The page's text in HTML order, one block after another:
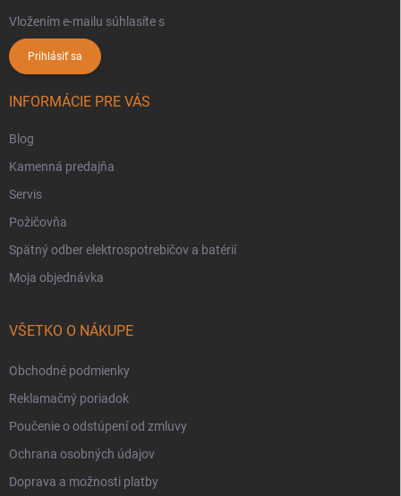
Vložením e-mailu súhlasíte s
Prihlásiť sa
INFORMÁCIE PRE VÁS
Blog
Kamenná predajňa
Servis
Požičovňa
Spätný odber elektrospotrebičov a batérií
Moja objednávka
VŠETKO O NÁKUPE
Obchodné podmienky
Reklamačný poriadok
Poučenie o odstúpení od zmluvy
Ochrana osobných údajov
Doprava a možnosti platby